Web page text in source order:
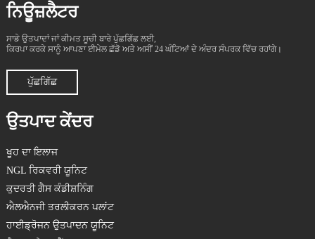
ਨਿਊਜ਼ਲੈਟਰ
ਸਾਡੇ ਉਤਪਾਦਾਂ ਜਾਂ ਕੀਮਤ ਸੂਚੀ ਬਾਰੇ ਪੁੱਛਗਿੱਛ ਲਈ,
ਕਿਰਪਾ ਕਰਕੇ ਸਾਨੂੰ ਆਪਣਾ ਈਮੇਲ ਛੱਡੋ ਅਤੇ ਅਸੀਂ 24 ਘੰਟਿਆਂ ਦੇ ਅੰਦਰ ਸੰਪਰਕ ਵਿੱਚ ਰਹਾਂਗੇ।
ਪੁੱਛਗਿੱਛ
ਉਤਪਾਦ ਕੇਂਦਰ
ਖੂਹ ਦਾ ਇਲਾਜ
NGL ਰਿਕਵਰੀ ਯੂਨਿਟ
ਕੁਦਰਤੀ ਗੈਸ ਕੰਡੀਸ਼ਨਿੰਗ
ਐਲਐਨਜੀ ਤਰਲੀਕਰਨ ਪਲਾਂਟ
ਹਾਈਡ੍ਰੋਜਨ ਉਤਪਾਦਨ ਯੂਨਿਟ